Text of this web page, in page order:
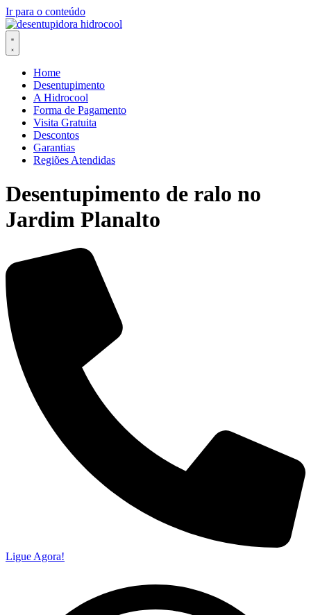
Ir para o conteúdo
Home
Desentupimento
A Hidrocool
Forma de Pagamento
Visita Gratuita
Descontos
Garantias
Regiões Atendidas
Desentupimento de ralo no
Jardim Planalto
Ligue Agora!